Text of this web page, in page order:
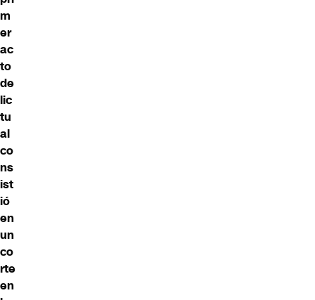
m
er
ac
to
de
lic
tu
al
co
ns
ist
ió
en
un
co
rte
en